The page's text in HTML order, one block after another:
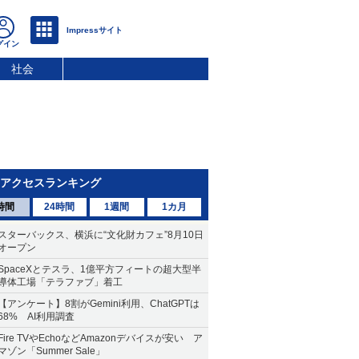
社会
アクセスランキング
間 24時間 1週間 1カ月
ターバックス、横浜に“文化財カフェ”8月10日
ープン
とテスラ、1億平方フィートの超大型半
体工場「テラファブ」着工
アンケート】8割がGemini利用、ChatGPTは
AI利用調査
TVやEchoなどAmazonデバイスが安い ア
ゾン「Summer Sale」